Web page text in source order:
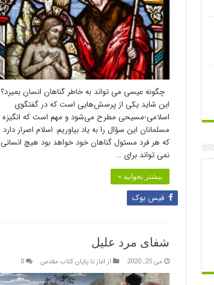
چگونه عیسی می تواند به خاطر گناهان انسان بمیرد؟
این شاید یکی از پرسش‌هایی است که در گفتگوی
اسلامی-مسیحی مطرح می‌شود و مهم است که انگیزه
مسلمانان این سؤال را به یاد بیاوریم: اسلام اصرار دارد
که هر فرد مسئول گناهان خود خواهد بود هیچ انسانی
نمی تواند برای …
بیشتر بخوانید »
فیس بوک
شفای مرد علیل
می 25, 2020 از اغاز تا پایان کتاب مقدس 0